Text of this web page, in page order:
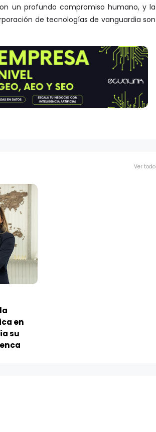
un profundo compromiso humano, y la
de tecnologías de vanguardia son
Ver todo
en
su